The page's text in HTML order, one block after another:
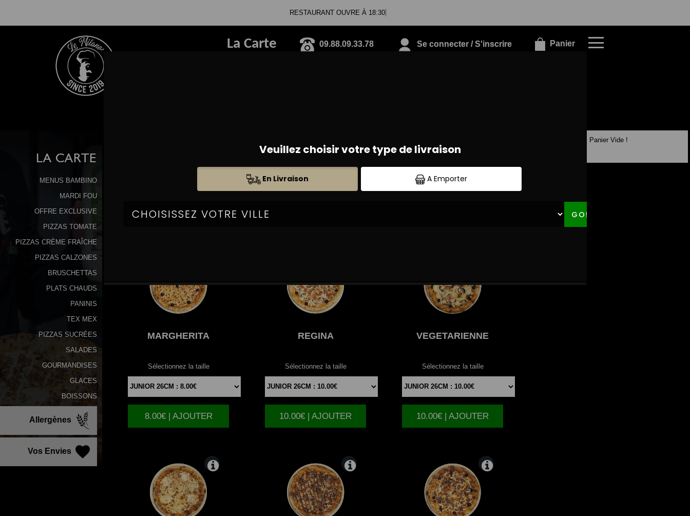
RESTAURANT OUVRE À 18:30
La Carte 09.88.09.33.78 Se connecter / S'inscrire Panier
×
LA CARTE
MENUS BAMBINO
MARDI FOU
OFFRE EXCLUSIVE
PIZZAS TOMATE
PIZZAS CRÈME FRAÎCHE
PIZZAS CALZONES
BRUSCHETTAS
PLATS CHAUDS
PANINIS
TEX MEX
PIZZAS SUCRÉES
SALADES
GOURMANDISES
GLACES
BOISSONS
Allergènes
Vos Envies
PIZZAS TOMATE
MARGHERITA
Sélectionnez la taille
8.00€ | AJOUTER
REGINA
Sélectionnez la taille
10.00€ | AJOUTER
VEGETARIENNE
Sélectionnez la taille
10.00€ | AJOUTER
Panier Vide !